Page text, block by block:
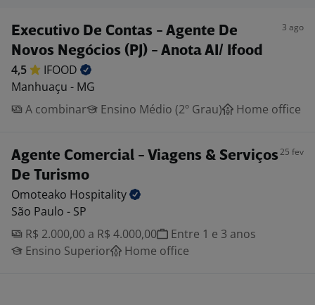
Executivo De Contas - Agente De
Novos Negócios (PJ) - Anota AI/ Ifood
3 ago
4,5
IFOOD
Manhuaçu - MG
A combinar
Ensino Médio (2º Grau) Home office
Agente Comercial - Viagens & Serviços
De Turismo
25 fev
Omoteako Hospitality
São Paulo - SP
R$ 2.000,00 a R$ 4.000,00
Entre 1 e 3 anos
Ensino Superior
Home office